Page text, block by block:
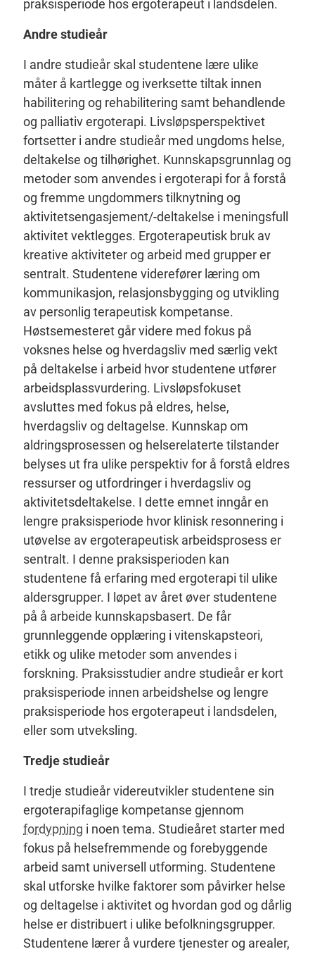
praksisperiode hos ergoterapeut i landsdelen.
Andre studieår
I andre studieår skal studentene lære ulike
måter å kartlegge og iverksette tiltak innen
habilitering og rehabilitering samt behandlende
og palliativ ergoterapi. Livsløpsperspektivet
fortsetter i andre studieår med ungdoms helse,
deltakelse og tilhørighet. Kunnskapsgrunnlag og
metoder som anvendes i ergoterapi for å forstå
og fremme ungdommers tilknytning og
aktivitetsengasjement/-deltakelse i meningsfull
aktivitet vektlegges. Ergoterapeutisk bruk av
kreative aktiviteter og arbeid med grupper er
sentralt. Studentene viderefører læring om
kommunikasjon, relasjonsbygging og utvikling
av personlig terapeutisk kompetanse.
Høstsemesteret går videre med fokus på
voksnes helse og hverdagsliv med særlig vekt
på deltakelse i arbeid hvor studentene utfører
arbeidsplassvurdering. Livsløpsfokuset
avsluttes med fokus på eldres, helse,
hverdagsliv og deltagelse. Kunnskap om
aldringsprosessen og helserelaterte tilstander
belyses ut fra ulike perspektiv for å forstå eldres
ressurser og utfordringer i hverdagsliv og
aktivitetsdeltakelse. I dette emnet inngår en
lengre praksisperiode hvor klinisk resonnering i
utøvelse av ergoterapeutisk arbeidsprosess er
sentralt. I denne praksisperioden kan
studentene få erfaring med ergoterapi til ulike
aldersgrupper. I løpet av året øver studentene
på å arbeide kunnskapsbasert. De får
grunnleggende opplæring i vitenskapsteori,
etikk og ulike metoder som anvendes i
forskning. Praksisstudier andre studieår er kort
praksisperiode innen arbeidshelse og lengre
praksisperiode hos ergoterapeut i landsdelen,
eller som utveksling.
Tredje studieår
I tredje studieår videreutvikler studentene sin
ergoterapifaglige kompetanse gjennom
fordypning i noen tema. Studieåret starter med
fokus på helsefremmende og forebyggende
arbeid samt universell utforming. Studentene
skal utforske hvilke faktorer som påvirker helse
og deltagelse i aktivitet og hvordan god og dårlig
helse er distribuert i ulike befolkningsgrupper.
Studentene lærer å vurdere tjenester og arealer,